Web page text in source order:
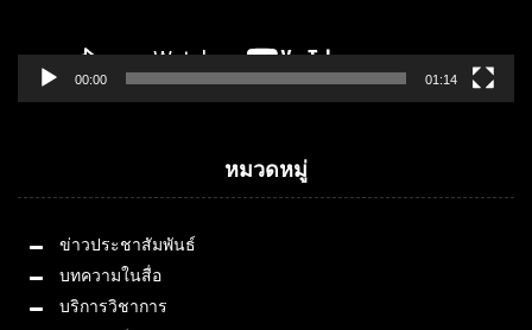
00:00 01:14
หมวดหมู่
ข่าวประชาสัมพันธ์
บทความในสื่อ
บริการวิชาการ